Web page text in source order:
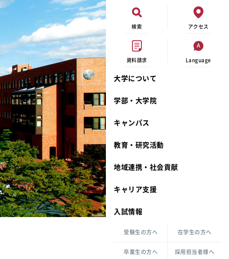
検索 アクセス
資料請求 Language
大学について
宮城学院 校歌
礼拝堂
カリキュラム・ポリシー
倫理憲章
ハラスメントの防止
学部・大学院
生活文化デザイン学科
一般教育課程
キャンパス
奨学金
大学祭
キャンパスメンバーズ
教職センター
学芸員課程
教育・研究活動動物実験に関する情報公開
キリスト教文化研究所
生活環境科学研究所
地域連携・社会貢献
カリキュラム・入室方法
キャリア支援
入試情報
受験生の方へ 在学生の方へ
卒業生の方へ 採用担当者様へ